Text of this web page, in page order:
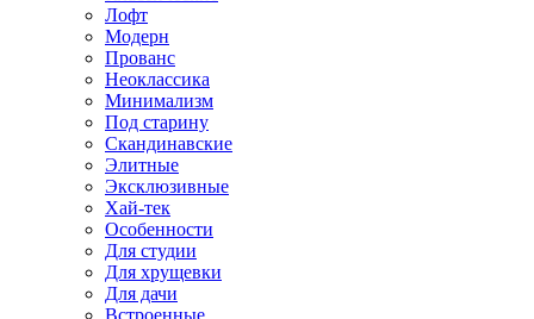
Лофт
Модерн
Прованс
Неоклассика
Минимализм
Под старину
Скандинавские
Элитные
Эксклюзивные
Хай-тек
Особенности
Для студии
Для хрущевки
Для дачи
Встроенные